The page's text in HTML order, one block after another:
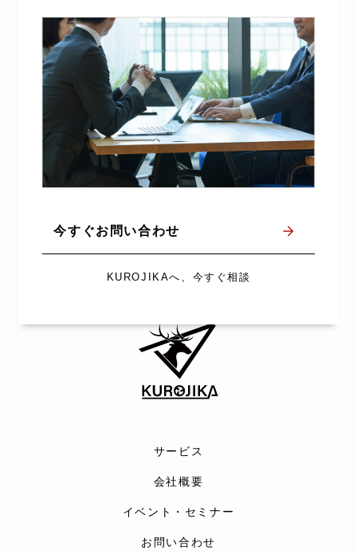
今すぐお問い合わせ
KUROJIKAへ、今すぐ相談
サービス
会社概要
イベント・セミナー
お問い合わせ